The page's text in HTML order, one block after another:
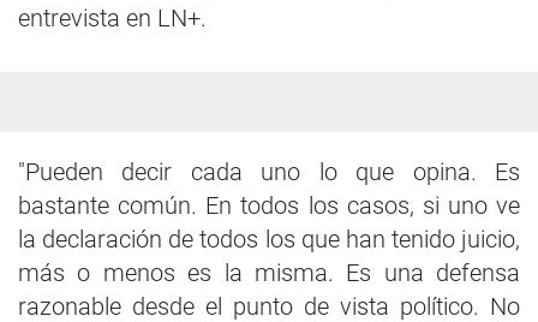
entrevista en LN+.
"Pueden decir cada uno lo que opina. Es
bastante común. En todos los casos, si uno ve
la declaración de todos los que han tenido juicio,
más o menos es la misma. Es una defensa
razonable desde el punto de vista político. No